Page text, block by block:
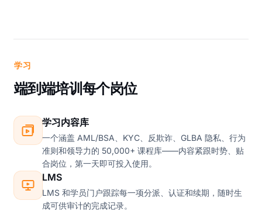
学习
端到端培训每个岗位
学习内容库
一个涵盖 AML/BSA、KYC、反欺诈、GLBA 隐私、行为
准则和领导力的 50,000+ 课程库——内容紧跟时势、贴
合岗位，第一天即可投入使用。
LMS
LMS 和学员门户跟踪每一项分派、认证和续期，随时生
成可供审计的完成记录。